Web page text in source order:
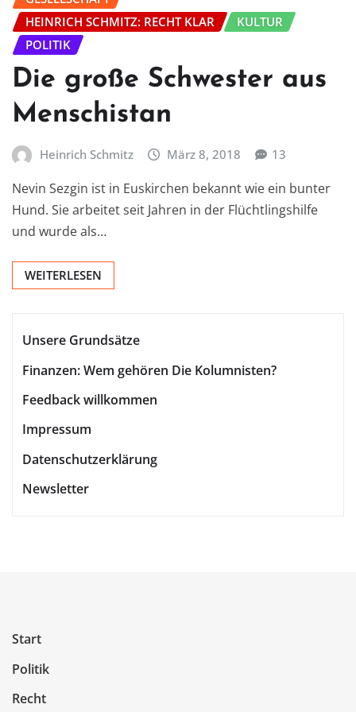
HEINRICH SCHMITZ: RECHT KLAR
KULTUR
POLITIK
Die große Schwester aus
Menschistan
Heinrich Schmitz März 8, 2018 13
Nevin Sezgin ist in Euskirchen bekannt wie ein bunter
Hund. Sie arbeitet seit Jahren in der Flüchtlingshilfe
und wurde als…
WEITERLESEN
Unsere Grundsätze
Finanzen: Wem gehören Die Kolumnisten?
Feedback willkommen
Impressum
Datenschutzerklärung
Newsletter
Start
Politik
Recht